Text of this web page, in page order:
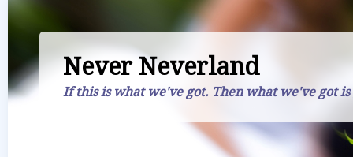
Never Neverland
If this is what we've got. Then what we've got is